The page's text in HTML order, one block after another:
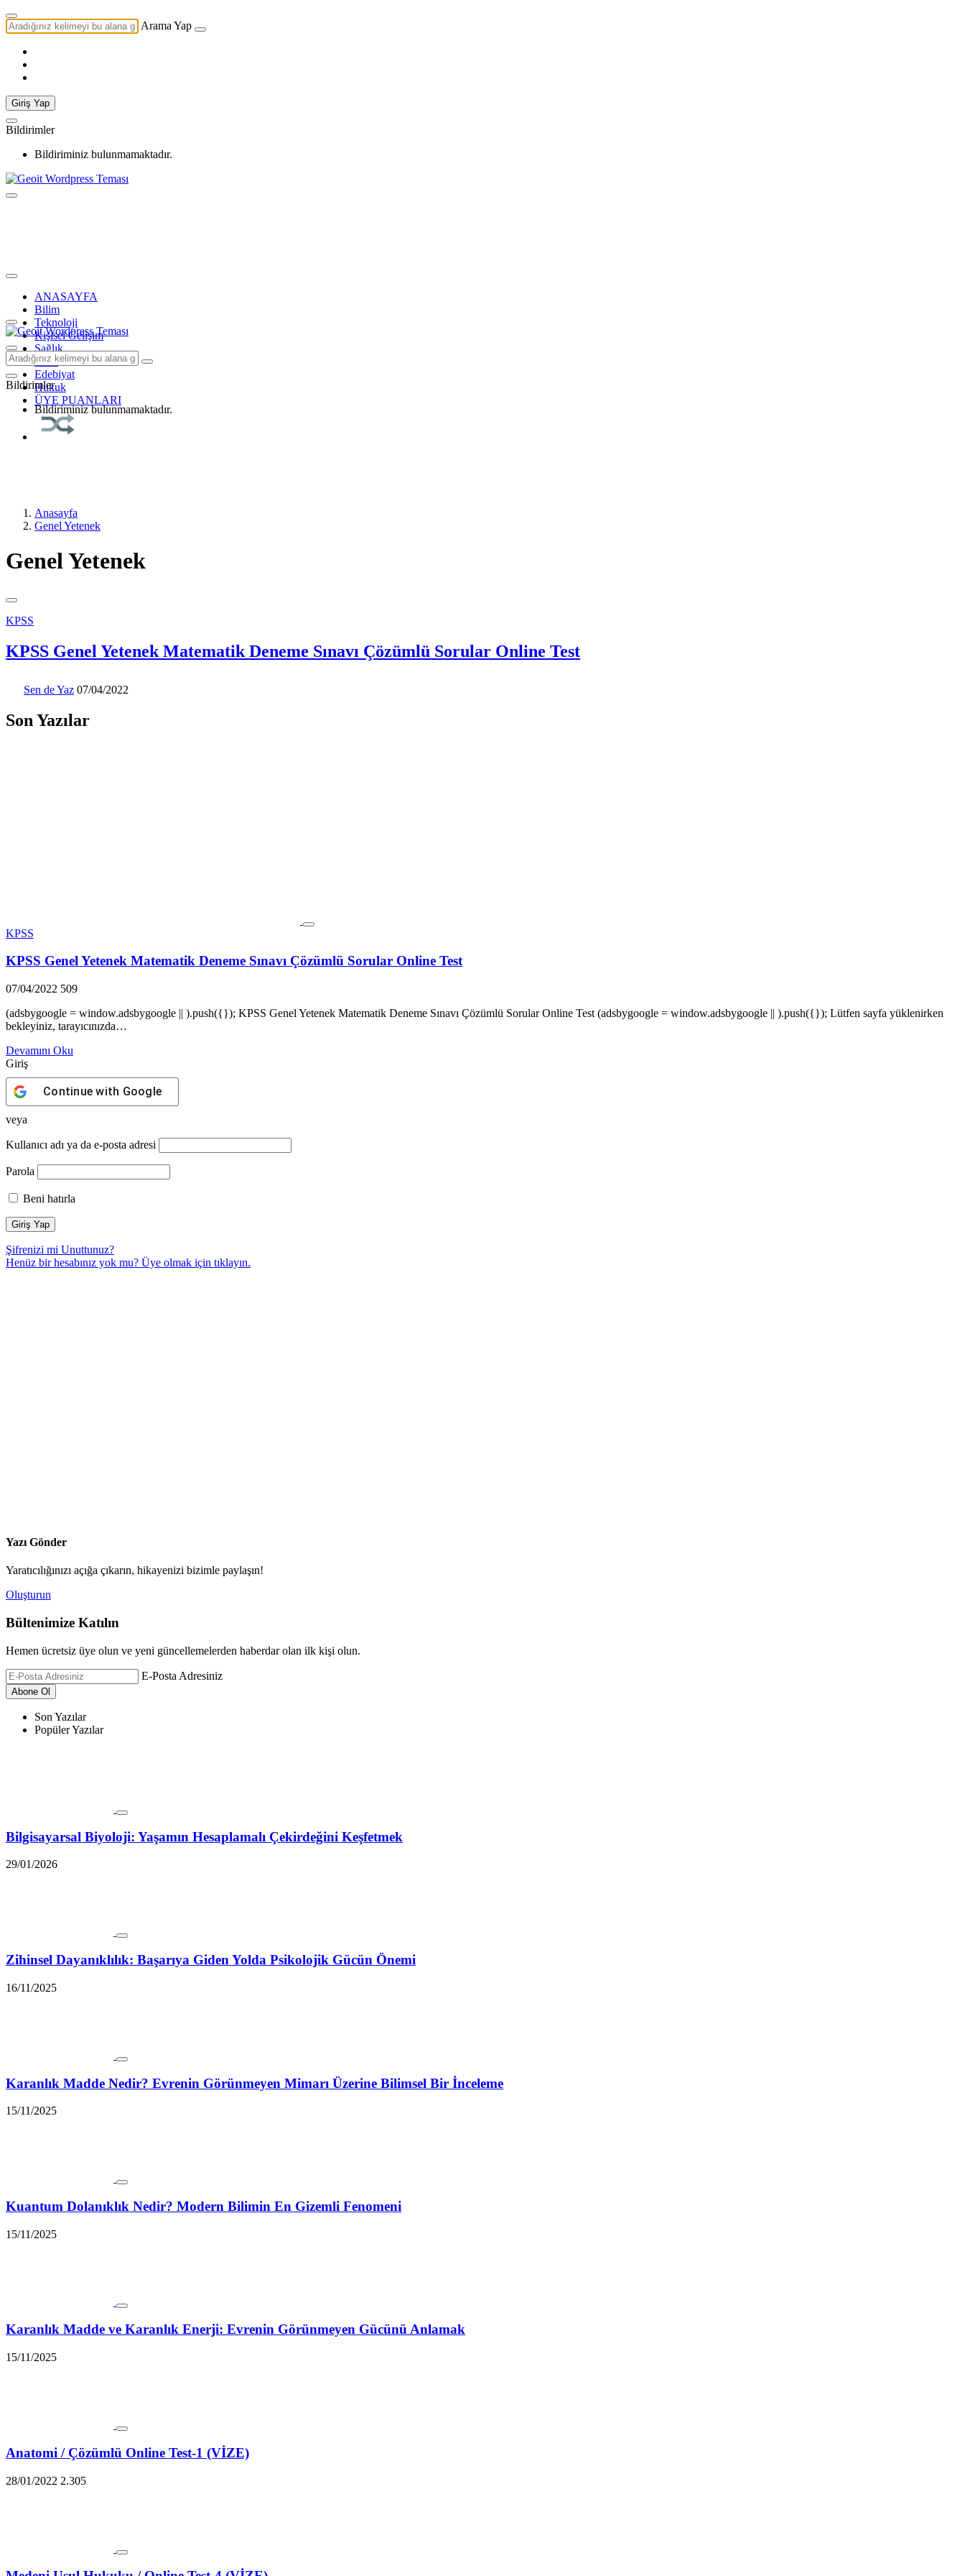
Arama Yap
Giriş Yap
Bildirimler
Bildiriminiz bulunmamaktadır.
ANASAYFA
Bilim
Teknoloji
Kişisel Gelişim
Sağlık
Tarih
Edebiyat
Hukuk
ÜYE PUANLARI
Bildirimler
Bildiriminiz bulunmamaktadır.
Anasayfa
Genel Yetenek
Genel Yetenek
KPSS
KPSS Genel Yetenek Matematik Deneme Sınavı Çözümlü Sorular Online Test
Sen de Yaz 07/04/2022
Son Yazılar
KPSS
KPSS Genel Yetenek Matematik Deneme Sınavı Çözümlü Sorular Online Test
07/04/2022 509
(adsbygoogle = window.adsbygoogle || ).push({}); KPSS Genel Yetenek Matematik Deneme Sınavı Çözümlü Sorular Online Test (adsbygoogle = window.adsbygoogle || ).push({}); Lütfen sayfa yüklenirken
bekleyiniz, tarayıcınızda…
Devamını Oku
Giriş
Continue with Google
veya
Kullanıcı adı ya da e-posta adresi
Parola
Beni hatırla
Şifrenizi mi Unuttunuz?
Henüz bir hesabınız yok mu? Üye olmak için tıklayın.
Yazı Gönder
Yaratıcılığınızı açığa çıkarın, hikayenizi bizimle paylaşın!
Oluşturun
Bültenimize Katılın
Hemen ücretsiz üye olun ve yeni güncellemelerden haberdar olan ilk kişi olun.
E-Posta Adresiniz
Son Yazılar
Popüler Yazılar
Bilgisayarsal Biyoloji: Yaşamın Hesaplamalı Çekirdeğini Keşfetmek
29/01/2026
Zihinsel Dayanıklılık: Başarıya Giden Yolda Psikolojik Gücün Önemi
16/11/2025
Karanlık Madde Nedir? Evrenin Görünmeyen Mimarı Üzerine Bilimsel Bir İnceleme
15/11/2025
Kuantum Dolanıklık Nedir? Modern Bilimin En Gizemli Fenomeni
15/11/2025
Karanlık Madde ve Karanlık Enerji: Evrenin Görünmeyen Gücünü Anlamak
15/11/2025
Anatomi / Çözümlü Online Test-1 (VİZE)
28/01/2022 2.305